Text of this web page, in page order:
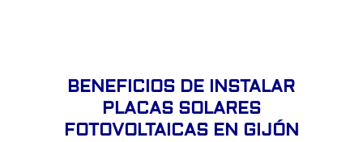
BENEFICIOS DE INSTALAR
PLACAS SOLARES
FOTOVOLTAICAS EN GIJÓN